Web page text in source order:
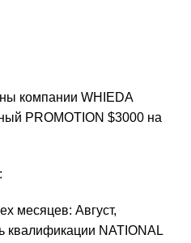
компании WHIEDA
PROMOTION $3000 на
месяцев: Август,
квалификации NATIONAL